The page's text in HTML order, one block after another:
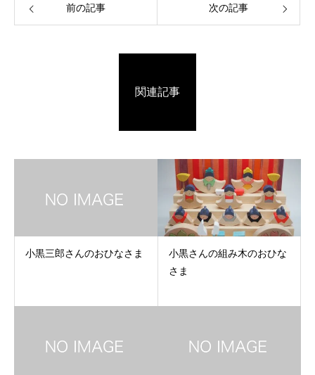
前の記事 次の記事
関連記事
小黒三郎さんのおひなさま
小黒さんの組み木のおひな
さま